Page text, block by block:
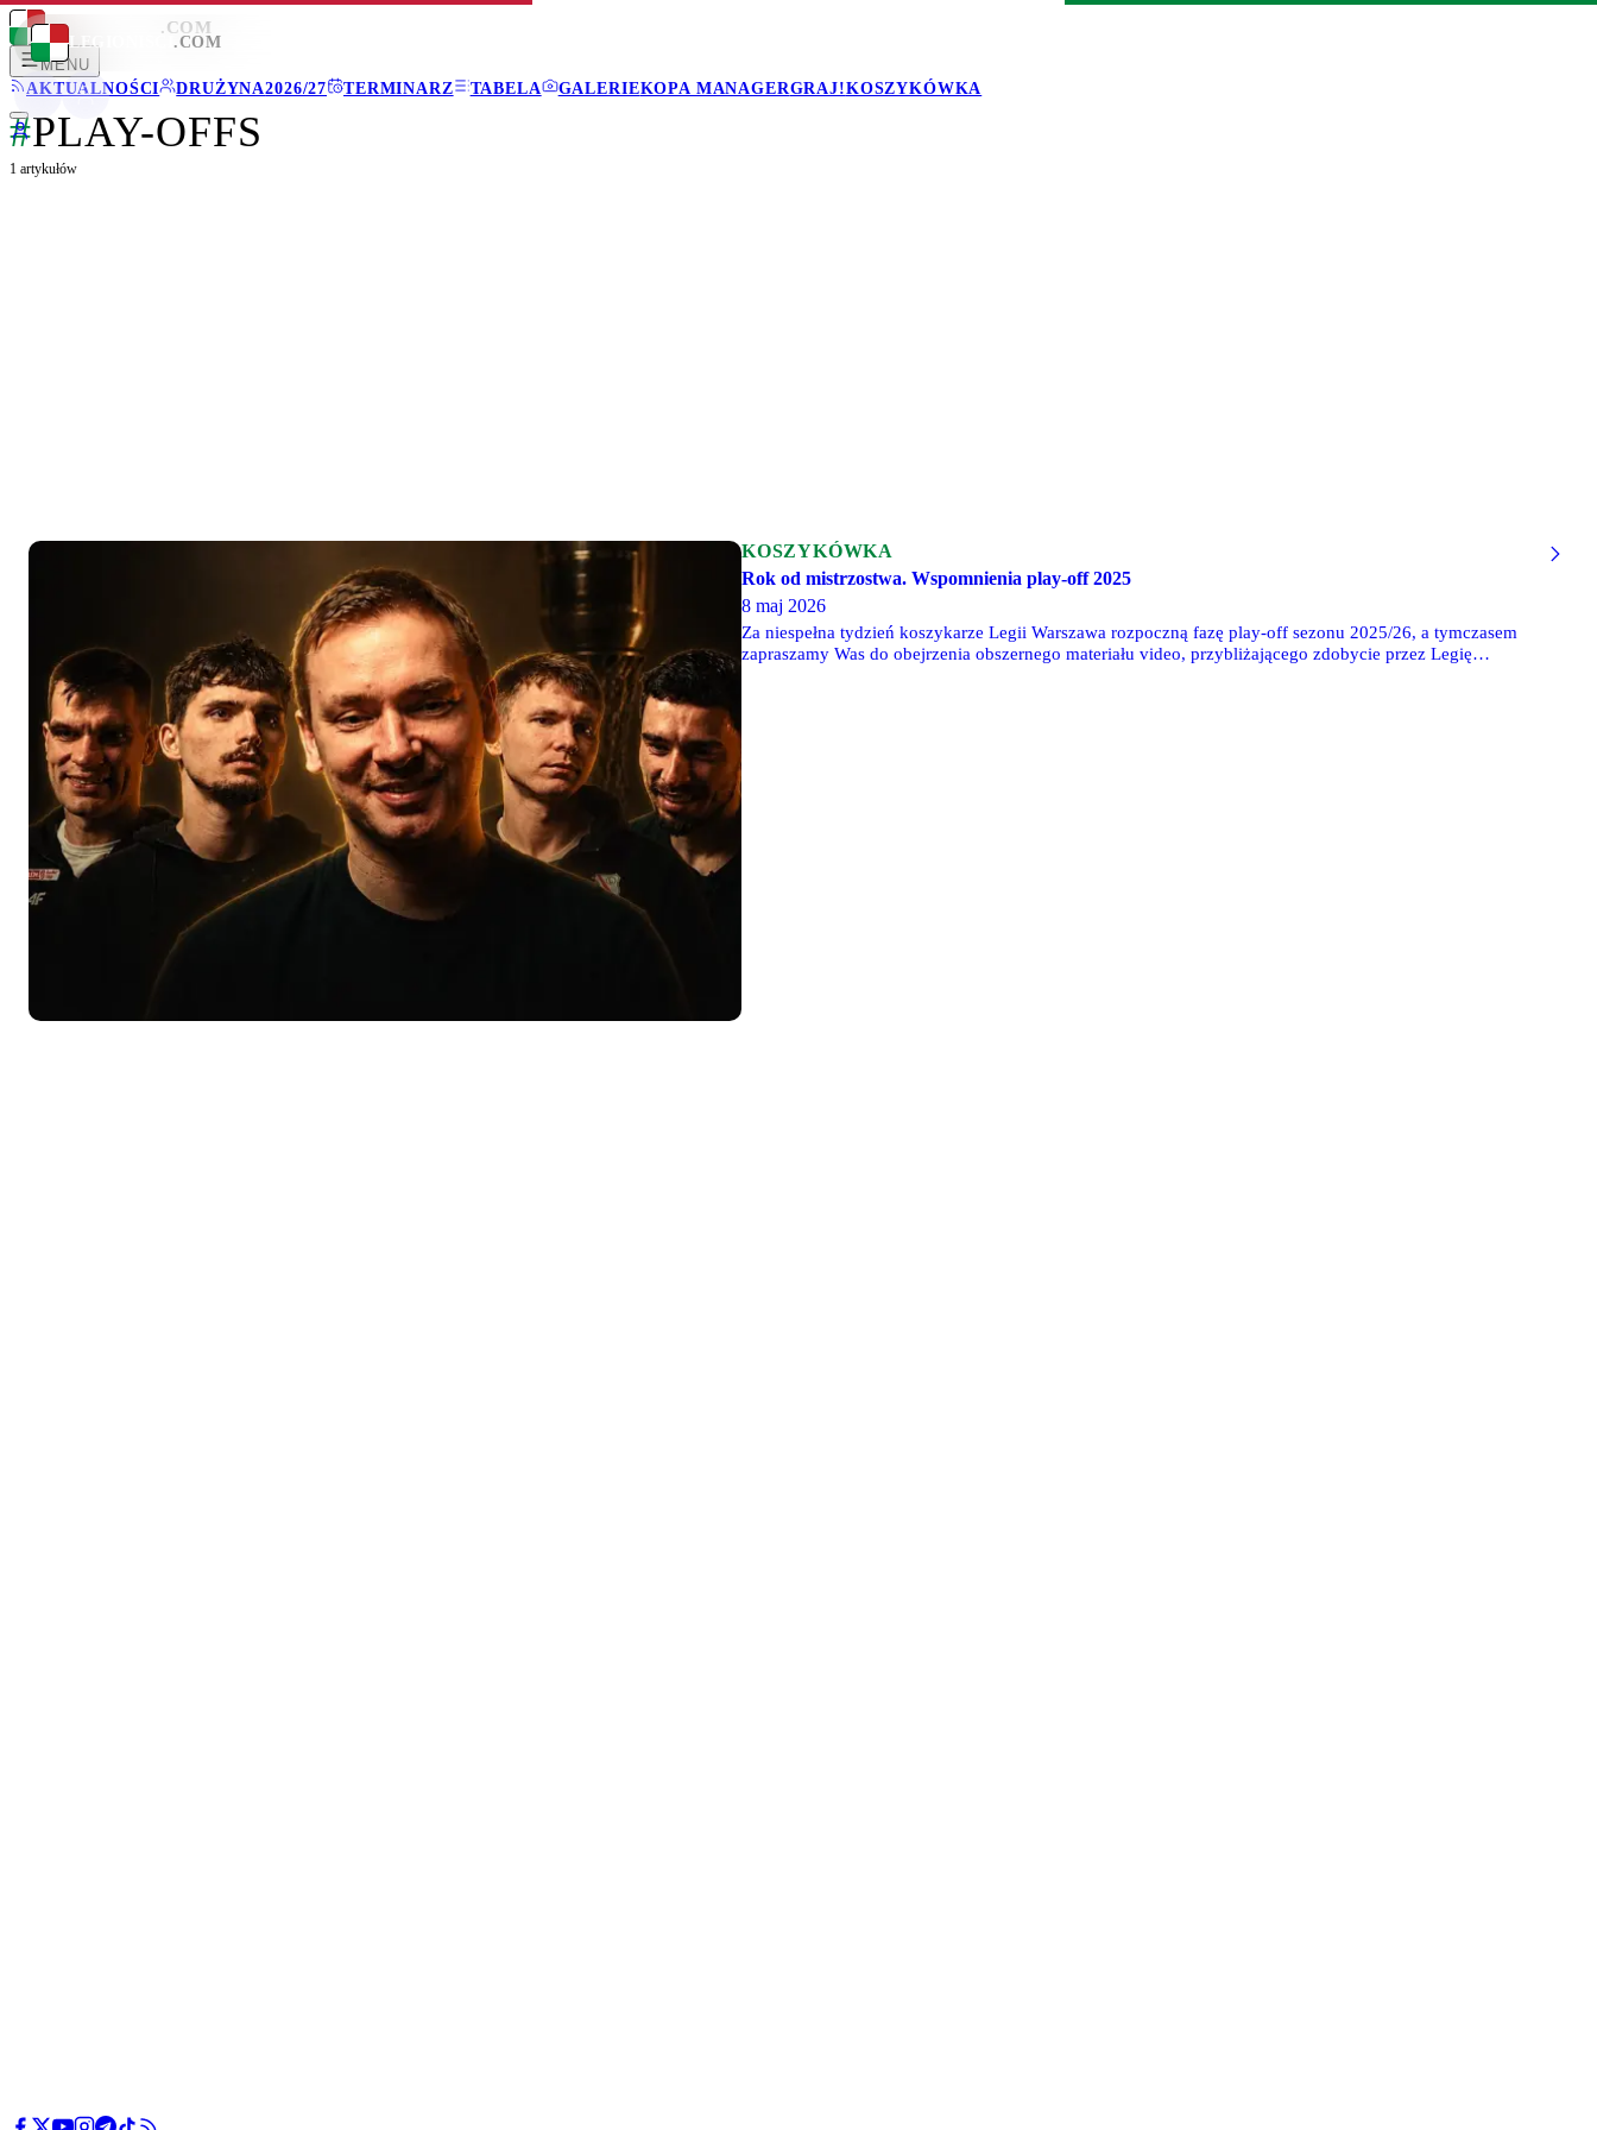
LEGIONISCI .COM
MENU
AKTUALNOŚCI
DRUŻYNA2026/27 TERMINARZ TABELA GALERIEKOPA MANAGERGRAJ!KOSZYKÓWKA
LEGIONISCI .COM
#PLAY-OFFS
1 artykułów
KOSZYKÓWKA
Rok od mistrzostwa. Wspomnienia play-off 2025
8 maj 2026
Za niespełna tydzień koszykarze Legii Warszawa rozpoczną fazę play-off sezonu 2025/26, a tymczasem
zapraszamy Was do obejrzenia obszernego materiału video, przybliżającego zdobycie przez Legię